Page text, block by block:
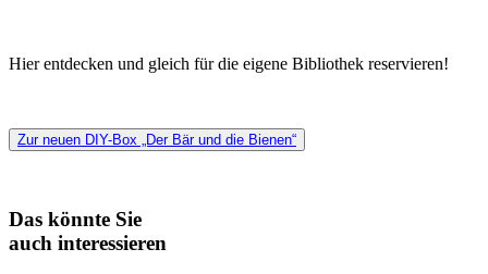
Hier entdecken und gleich für die eigene Bibliothek reservieren!
Zur neuen DIY-Box „Der Bär und die Bienen“
Das könnte Sie
auch interessieren